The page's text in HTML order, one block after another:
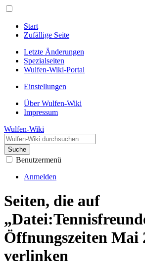
Start
Zufällige Seite
Letzte Änderungen
Spezialseiten
Wulfen-Wiki-Portal
Einstellungen
Über Wulfen-Wiki
Impressum
Wulfen-Wiki
Suche
Benutzermenü
Anmelden
Seiten, die auf
Öffnungszeiten Mai
verlinken